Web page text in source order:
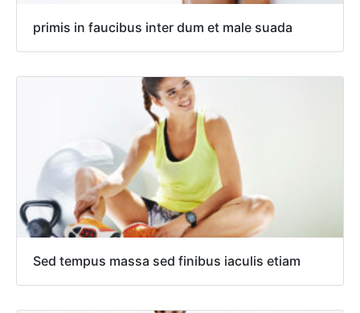
primis in faucibus inter dum et male suada
Sed tempus massa sed finibus iaculis etiam